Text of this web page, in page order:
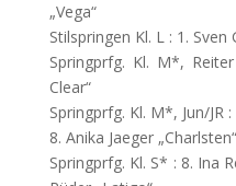
„Vega“
Stilspringen Kl. L : 1. Sven
Springprfg. Kl. M*,
Clear“
Springprfg. Kl. M*, Jun/JR
8. Anika Jaeger
Springprfg. Kl. S* : 8. Ina